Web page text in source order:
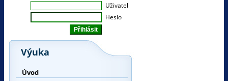
Uživatel
Heslo
Výuka
Úvod